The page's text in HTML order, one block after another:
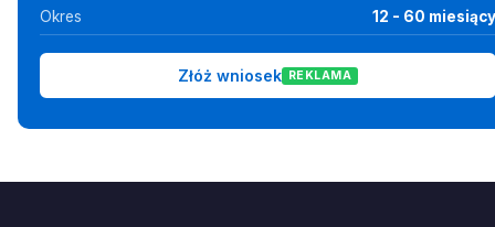
Okres 12 - 60 miesiący
Złóż wniosek REKLAMA